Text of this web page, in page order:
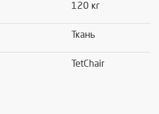
120 кг
Ткань
TetChair